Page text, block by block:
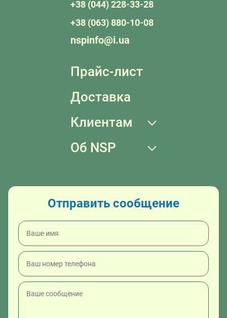
+38 (044) 228-33-28
+38 (063) 880-10-08
nspinfo@i.ua
Прайс-лист
Доставка
Клиентам
Об NSP
Отправить сообщение